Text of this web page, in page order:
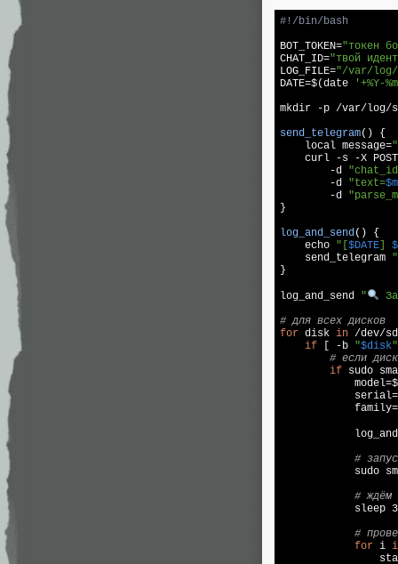
BOT_TOKEN="токен
CHAT_ID="твой
LOG_FILE="/var/log/
DATE=$(date
'+%Y-
mkdir -p /var/ log/
send_telegram() {
local message="
    curl
-s -X
-d
-d "text=
-d
}
log_and_send() {
echo "[ $DATE
    send_telegram
"
}
log _and_send "
# для всех дисков
for disk in /dev/
if [ -b "$disk"
# если
if sudo
log
#
sudo
# ждём
sleep
#
for i